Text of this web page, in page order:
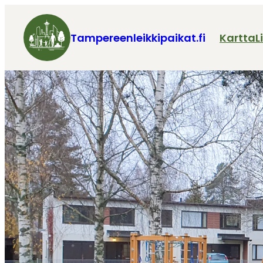
Tampereenleikkipaikat.fi Kartta